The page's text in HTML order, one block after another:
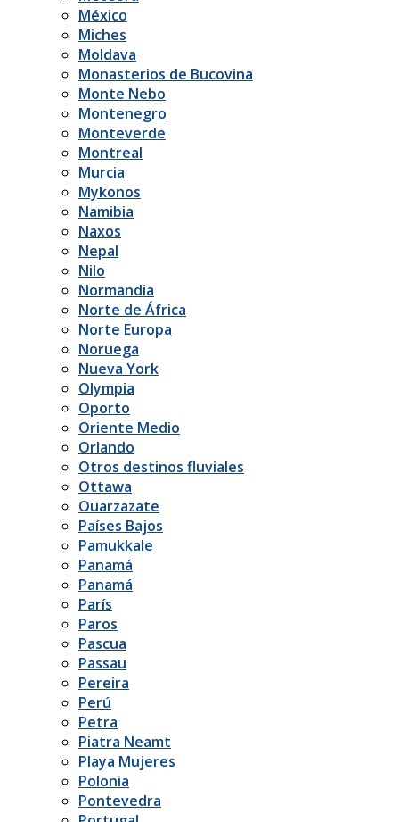
México
Miches
Moldava
Monasterios de Bucovina
Monte Nebo
Montenegro
Monteverde
Montreal
Murcia
Mykonos
Namibia
Naxos
Nepal
Nilo
Normandia
Norte de África
Norte Europa
Noruega
Nueva York
Olympia
Oporto
Oriente Medio
Orlando
Otros destinos fluviales
Ottawa
Ouarzazate
Países Bajos
Pamukkale
Panamá
Panamá
París
Paros
Pascua
Passau
Pereira
Perú
Petra
Piatra Neamt
Playa Mujeres
Polonia
Pontevedra